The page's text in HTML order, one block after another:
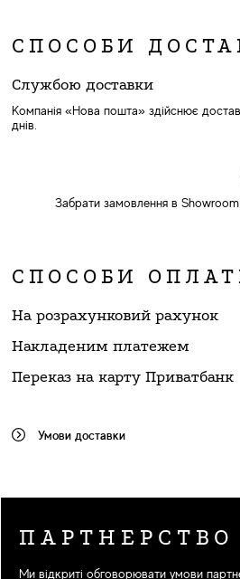
СПОСОБИ
Службою доставки
Компанія «Нова пошта» здійснює
днів.
Забрати замовлення в
СПОСОБИ
На розрахунковий рахунок
Накладеним платежем
Переказ на карту Приватбанк
Умови доставки
ПАРТНЕРСТВО
Ми відкриті обговорювати умови